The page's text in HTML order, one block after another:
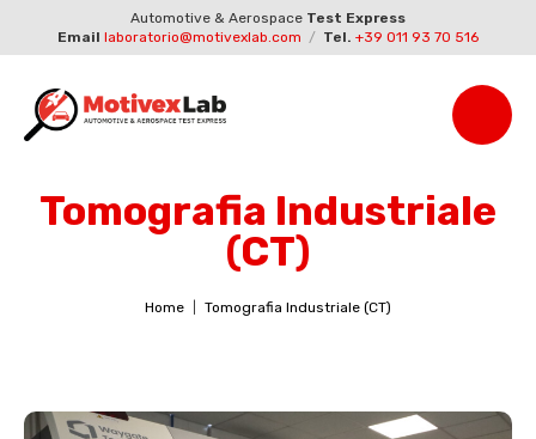
Automotive & Aerospace Test Express
Email laboratorio@motivexlab.com / Tel. +39 011 93 70 516
Tomografia Industriale
(CT)
Home Tomografia Industriale (CT)